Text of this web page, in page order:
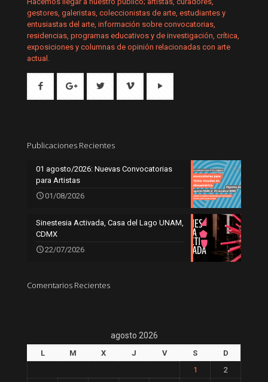
gestores, galeristas, coleccionistas de arte, estudiantes y
entusiastas del arte, información sobre convocatorias,
residencias, programas educativos y de investigación, crítica,
exposiciones y columnas de opinión relacionadas con arte
actual.
Publicaciones Recientes
01 agosto/2026: Nuevas Convocatorias
para Artistas
01/08/2026
Sinestesia Activada, Casa del Lago UNAM,
CDMX
22/07/2026
Comentarios Recientes
agosto 2026
L M X J V S
D
1
2